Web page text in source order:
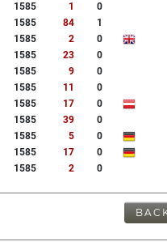
1585 1
0
1585 84
1
1585 2
0
1585 23
0
1585 9
0
1585 11
0
1585 17
0
1585 39
0
1585 5
0
1585 17
0
1585 2 0